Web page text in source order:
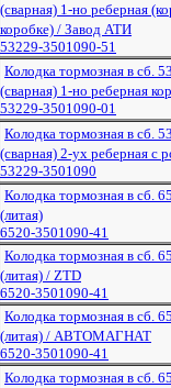
(сварная) 1-но реберная
коробке) / Завод АТИ
53229-3501090-51
Колодка тормозная в сб.
(сварная) 1-но реберная
53229-3501090-01
Колодка тормозная в сб.
(сварная) 2-ух реберная с
53229-3501090
Колодка тормозная в сб.
(литая)
6520-3501090-41
Колодка тормозная в сб.
(литая) / ZTD
6520-3501090-41
Колодка тормозная в сб.
(литая) / АВТОМАГНАТ
6520-3501090-41
Колодка тормозная в сб.